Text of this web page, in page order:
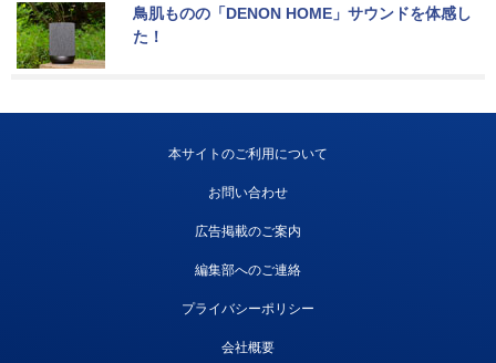
鳥肌ものの「DENON HOME」サウンドを体感し
た！
本サイトのご利用について
お問い合わせ
広告掲載のご案内
編集部へのご連絡
プライバシーポリシー
会社概要